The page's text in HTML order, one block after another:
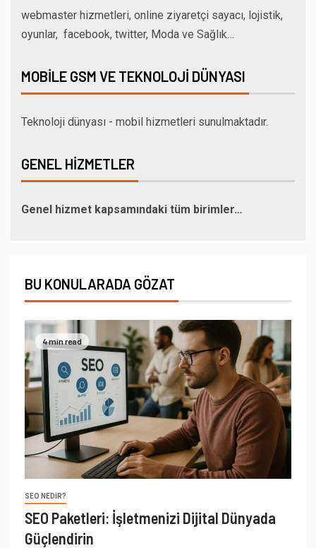
webmaster hizmetleri, online ziyaretçi sayacı, lojistik,
oyunlar, facebook, twitter, Moda ve Sağlık…
MOBILE GSM VE TEKNOLOJI DÜNYASI
Teknoloji dünyası - mobil hizmetleri sunulmaktadır.
GENEL HIZMETLER
Genel hizmet kapsamındaki tüm birimler…
BU KONULARADA GÖZAT
4 min read
SEO NEDIR?
SEO Paketleri: İşletmenizi Dijital Dünyada
Güçlendirin